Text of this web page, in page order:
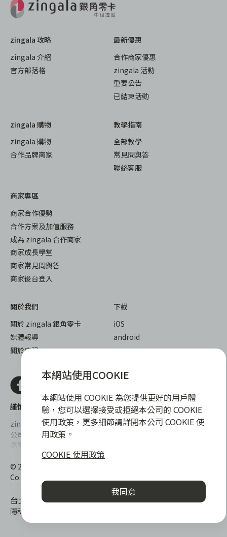
zingala 攻略
zingala 介紹
官方部落格
最新優惠
合作商家優惠
zingala 活動
重要公告
已結束活動
zingala 購物
zingala 購物
合作品牌商家
教學指南
全部教學
常見問與答
聯絡客服
商家專區
商家合作優勢
合作方案及加值服務
成為 zingala 合作商家
商家成長學堂
商家常見問與答
商家後台登入
關於我們
關於 zingala 銀角零卡
媒體報導
關於中租
下載
iOS
android
謹慎衡量自身財務狀況，理性理財最安心
zingala銀角零卡/仲信資融沒有代辦公司及代辦業務，也未與代辦
公司合作，更不會要求您提供實體銀行提款卡或實體信用卡，請提
高警覺，勿受騙上當！
提醒您，消費前請審慎評估財務狀況，理性理財最安心。總費用年
百分率區間為0%~15.9%，實際費用率，仍以各合作商家提供之商
品或服務為準，且每一案件實際之年百分率仍視其個別產品及分期
往來條件而有所不同，總費用年百分率不等於分期費用率。
© 2022 仲信資融股份有限公司 Chailease Consumer Finance
Co., Ltd. All Rights Reserved.
台北市內湖區內湖路一段392號6F
隱私權保護政策
本網站使用COOKIE
本網站使用 COOKIE 為您提供更好的用戶體
驗，您可以選擇接受或拒絕本公司的 COOKIE
使用政策，更多細節請詳閱本公司 COOKIE 使
用政策。
COOKIE 使用政策
我同意